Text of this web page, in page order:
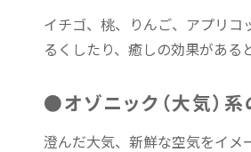
イチゴ、桃、りんご、アプリ
るくしたり、癒しの効果がある
●オゾニック（大気）
澄んだ大気、新鮮な空気をイ